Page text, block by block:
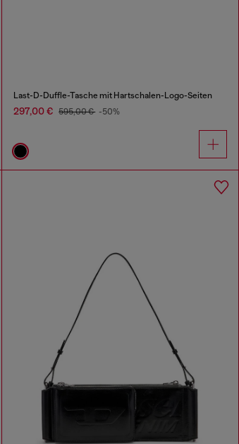
Last-D-Duffle-Tasche mit Hartschalen-Logo-Seiten
297,00 € 595,00 € -50%